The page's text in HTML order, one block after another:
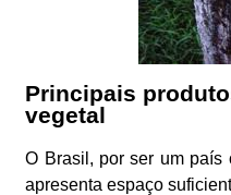
Principais
vegetal
O Brasil, por ser um país
apresenta espaço